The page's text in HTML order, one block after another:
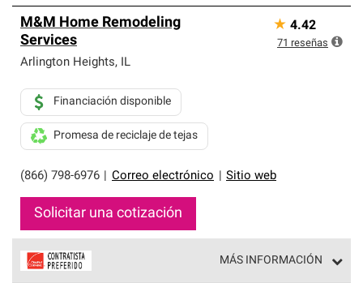
M&M Home Remodeling
Services
Arlington Heights, IL
(866) 798-6976 Correo electrónico Sitio web
Financiación disponible
Promesa de reciclaje de tejas
Solicitar una cotización
★ 4.42
71 reseñas
MÁS INFORMACIÓN